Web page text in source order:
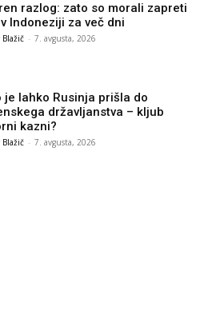
razlog: zato so morali zapreti
Indoneziji za več dni
Blažič - 7. avgusta, 2026
je lahko Rusinja prišla do
državljanstva – kljub
kazni?
Blažič - 7. avgusta, 2026